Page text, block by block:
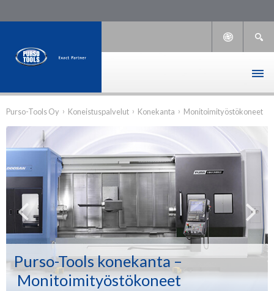
Purso-Tools Oy › Koneistuspalvelut › Konekanta › Monitoimityöstökoneet
Purso-Tools konekanta –
Monitoimityöstökoneet